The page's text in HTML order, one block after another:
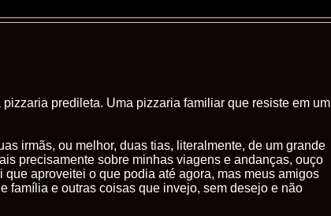
predileta. Uma pizzaria familiar que resiste em um
irmãs, ou melhor, duas tias, literalmente, de um grande
precisamente sobre minhas viagens e andanças, ouço
aproveitei o que podia até agora, mas meus amigos
família e outras coisas que invejo, sem desejo e não